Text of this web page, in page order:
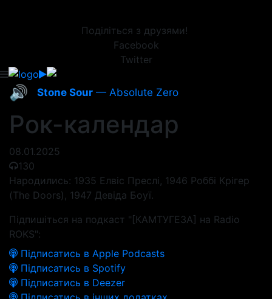
Поділіться з друзями!
Facebook
Twitter
🔊 Stone Sour — Absolute Zero
Рок-календар
08.01.2025
130
Народились: 1935 Елвіс Преслі, 1946 Роббі Крігер
(The Doors), 1947 Девіда Боуї.
Підпишіться на подкаст "[КАМТУГЕЗА] на Radio
ROKS":
Підписатись в Apple Podcasts
Підписатись в Spotify
Підписатись в Deezer